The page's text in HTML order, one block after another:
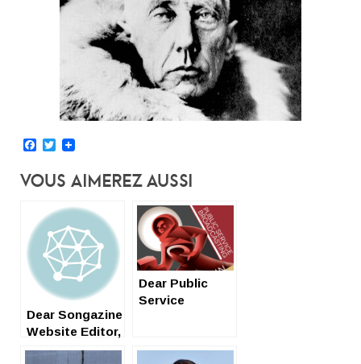
Facebook
Twitter
Vous Aimerez Aussi
Dear Songazine
Website Editor,
Dear Public
Service